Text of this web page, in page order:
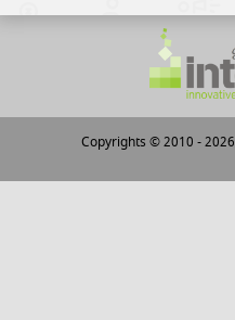
Copyrights © 2010 - 2026